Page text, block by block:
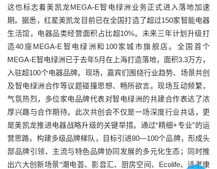
这也标志着美凯龙MEGA-E智电绿洲业务正式进入落地加速
期。据悉，红星美凯龙目前已在全国打造了超过150家智能电器
生活馆，电器品类经营面积占比超10%。未来三年计划升级打
造40座MEGA-E智电绿洲和100家城市旗舰店。全国首个
MEGA-E智电绿洲已于去年5月在上海打造落地，面积3.3万方，
入驻超100个电器品牌。现场，嘉宾们围绕行业趋势、场景共创
及智电绿洲合作等议题碰撞思想、畅所欲言。现场互动频繁，
气氛热烈，多位家电品牌代表对智电绿洲的共建合作表达了浓
厚兴趣与合作期待。此次共创会不仅是一场深度行业共话，更
是美凯龙推进电器战略升级的关键举措。通过“精细+专业”的运
营思路，构建多级品牌梯队，目标引进80—100个品牌，形成头
部品牌引领、主流与特色品牌协同发展的多元化生态；同时推
出六大创新场景“潮电荟、影音汇、厨房空间、Ecolife、适老康